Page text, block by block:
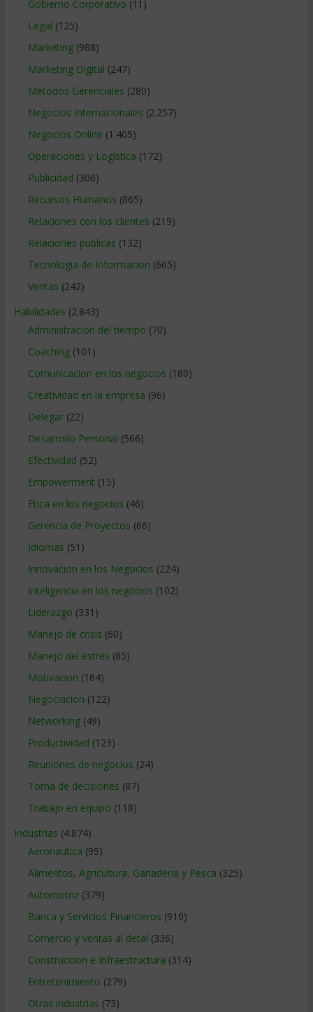
Gobierno Corporativo (11)
Legal (125)
Marketing(988)
Marketing Digital (247)
Métodos Gerenciales (280)
Negocios Internacionales (2.257)
Negocios Online (1.405)
Operaciones y Logística (172)
Publicidad (306)
Recursos Humanos (865)
Relaciones con los clientes (219)
Relaciones publicas (132)
Tecnologia de Informacion (665)
Ventas (242)
Habilidades (2.843)
Administracion del tiempo (70)
Coaching(101)
Comunicacion en los negocios (180)
Creatividad en la empresa (96)
Delegar(22)
Desarrollo Personal (566)
Efectividad (52)
Empowerment (15)
Etica en los negocios (46)
Gerencia de Proyectos (66)
Idiomas (51)
Innovacion en los Negocios (224)
Inteligencia en los negocios (102)
Liderazgo (331)
Manejo de crisis (60)
Manejo del estrés (85)
Motivacion (164)
Negociacion (122)
Networking(49)
Productividad (123)
Reuniones de negocios (24)
Toma de decisiones (87)
Trabajo en equipo (118)
Industrias (4.874)
Aeronautica (95)
Alimentos, Agricultura, Ganaderia y Pesca (325)
Automotriz(379)
Banca y Servicios Financieros (910)
Comercio y ventas al detal (336)
Construccion e Infraestructura (314)
Entretenimiento (279)
Otras industrias (73)